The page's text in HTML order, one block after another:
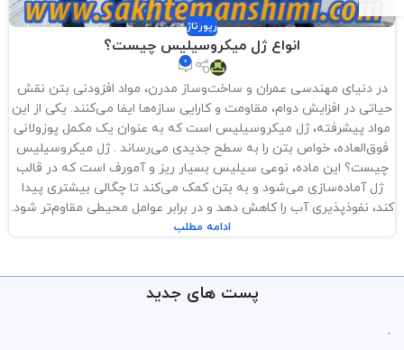
رپورتاژ
انواع ژل میکروسیلیس چیست؟
0
در دنیای مهندسی عمران و ساخت‌وساز مدرن، مواد افزودنی بتن نقش
حیاتی در افزایش دوام، مقاومت و کارایی سازه‌ها ایفا می‌کنند. یکی از این
مواد پیشرفته، ژل میکروسیلیس است که به عنوان یک مکمل پوزولانی
فوق‌العاده، خواص بتن را به سطح جدیدی می‌رساند . ژل میکروسیلیس
چیست؟ این ماده، نوعی سیلیس بسیار ریز و آمورف است که در قالب
ژل آماده‌سازی می‌شود و به بتن کمک می‌کند تا چگالی بیشتری پیدا
کند، نفوذپذیری آب را کاهش دهد و در برابر عوامل محیطی مقاوم‌تر شود.
ادامه مطلب
پست های جدید
.